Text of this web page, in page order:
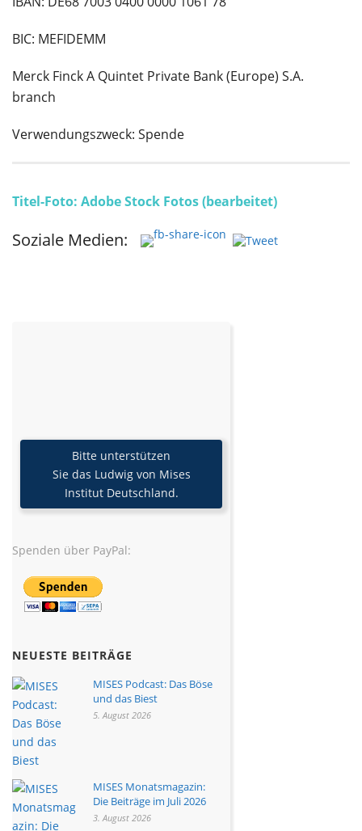
BIC: MEFIDEMM
Merck Finck A Quintet Private Bank (Europe) S.A.
branch
Verwendungszweck: Spende
Titel-Foto: Adobe Stock Fotos (bearbeitet)
Soziale Medien:
Bitte unterstützen
Sie das Ludwig von Mises
Institut Deutschland.
Spenden über PayPal:
NEUESTE BEITRÄGE
MISES Podcast: Das Böse
und das Biest
5. August 2026
MISES Monatsmagazin:
Die Beiträge im Juli 2026
3. August 2026